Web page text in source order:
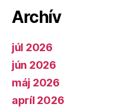
Archív
júl 2026
jún 2026
máj 2026
apríl 2026